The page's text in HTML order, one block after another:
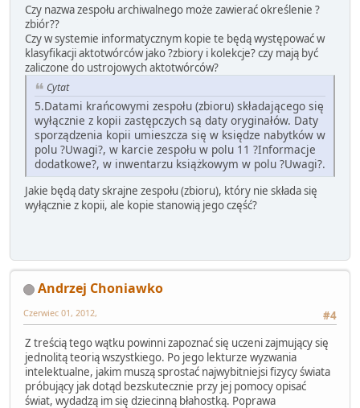
Czy nazwa zespołu archiwalnego może zawierać określenie ?
zbiór??
Czy w systemie informatycznym kopie te będą występować w
klasyfikacji aktotwórców jako ?zbiory i kolekcje? czy mają być
zaliczone do ustrojowych aktotwórców?
Cytat
5.Datami krańcowymi zespołu (zbioru) składającego się
wyłącznie z kopii zastępczych są daty oryginałów. Daty
sporządzenia kopii umieszcza się w księdze nabytków w
polu ?Uwagi?, w karcie zespołu w polu 11 ?Informacje
dodatkowe?, w inwentarzu książkowym w polu ?Uwagi?.
Jakie będą daty skrajne zespołu (zbioru), który nie składa się
wyłącznie z kopii, ale kopie stanowią jego część?
Andrzej Choniawko
#4
Czerwiec 01, 2012,
Z treścią tego wątku powinni zapoznać się uczeni zajmujący się
jednolitą teorią wszystkiego. Po jego lekturze wyzwania
intelektualne, jakim muszą sprostać najwybitniejsi fizycy świata
próbujący jak dotąd bezskutecznie przy jej pomocy opisać
świat, wydadzą im się dziecinną błahostką. Poprawa